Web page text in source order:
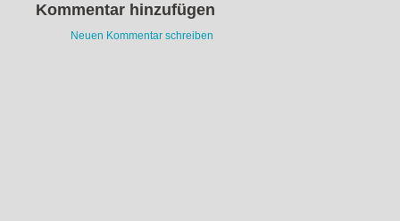
Kommentar hinzufügen
Neuen Kommentar schreiben